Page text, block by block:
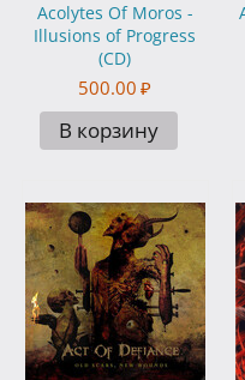
Acolytes Of Moros -
Illusions of Progress
(CD)
500.00 ₽
В корзину